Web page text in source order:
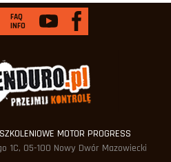
FAQ
INFO
MOTOR PROGRESS
1C, 05-100 Nowy Dwór Mazowiecki